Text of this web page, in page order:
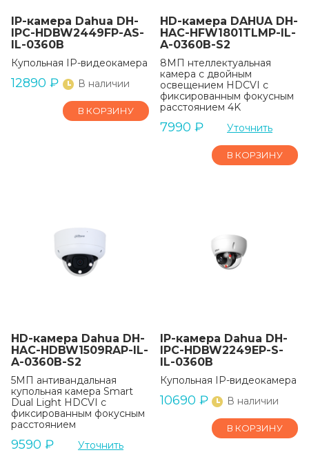
IP-камера Dahua DH-
IPC-HDBW2449FP-AS-
IL-0360B
Купольная IP-видеокамера
12890 ₽ В наличии
В КОРЗИНУ
HD-камера DAHUA DH-
HAC-HFW1801TLMP-IL-
A-0360B-S2
8МП нтеллектуальная
камера с двойным
освещением HDCVI с
фиксированным фокусным
расстоянием 4K
7990 ₽ Уточнить
В КОРЗИНУ
HD-камера Dahua DH-
HAC-HDBW1509RAP-IL-
A-0360B-S2
5МП антивандальная
купольная камера Smart
Dual Light HDCVI с
фиксированным фокусным
расстоянием
9590 ₽ Уточнить
IP-камера Dahua DH-
IPC-HDBW2249EP-S-
IL-0360B
Купольная IP-видеокамера
10690 ₽ В наличии
В КОРЗИНУ